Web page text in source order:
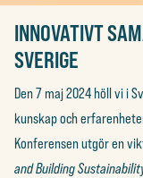
INNOVATIVT
SVERIGE
Den 7 maj 2024 höll vi i
kunskap och
Konferensen utgör en
and Building